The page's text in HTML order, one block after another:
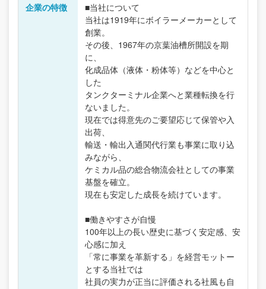
企業の特徴
■当社について
当社は1919年にボイラーメーカーとして
創業。
その後、1967年の京葉油槽所開設を期
に、
化成品体（液体・粉体等）などを中心と
した
タンクターミナル企業へと業種転換を行
ないました。
現在では得意先のご要望応じて保管や入
出荷、
輸送・輸出入通関代行業も事業に取り込
みながら、
ケミカル品の総合物流会社としての事業
基盤を確立。
現在も安定した成長を続けています。
■働きやすさが自慢
100年以上の長い歴史に基づく安定感、安
心感に加え
「常に事業を革新する」を経営モットー
とする当社では
社員の実力が正当に評価される社風も自